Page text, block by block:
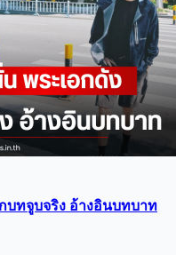
บทจูบจริง อ้างอินบทบาท